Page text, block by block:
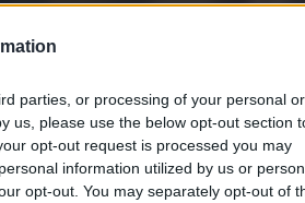
parties, or processing of your personal or
us, please use the below opt-out section
opt-out request is processed you may
information utilized by us or
opt-out. You may separately opt-out of